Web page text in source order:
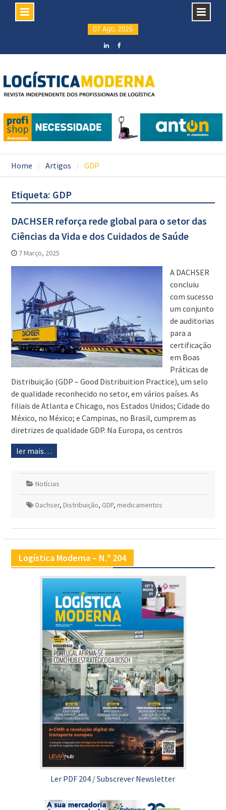
content
07 Ago, 2026
Home Artigos GDP
Etiqueta: GDP
DACHSER reforça rede global para o setor das
Ciências da Vida e dos Cuidados de Saúde
7 Março, 2025
A DACHSER
concluiu
com sucesso
um conjunto
de auditorias
para a
certificação
em Boas
Práticas de
Distribuição (GDP – Good Distribuition Practice), um selo
de qualidade reconhecido no setor, em vários países. As
filiais de Atlanta e Chicago, nos Estados Unidos; Cidade do
México, no México; e Campinas, no Brasil, cumprem as
diretrizes de qualidade GDP. Na Europa, os centros
ler mais…
Notícias
Dachser, Distribuição, GDP, medicamentos
Logística Moderna – N.º 204
Ler PDF 204 /Subscrever Newsletter